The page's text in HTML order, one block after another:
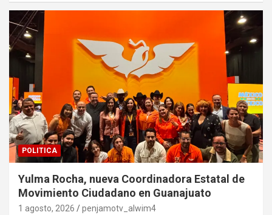
POLITICA
Yulma Rocha, nueva Coordinadora Estatal de
Movimiento Ciudadano en Guanajuato
1 agosto, 2026 penjamotv_alwim4